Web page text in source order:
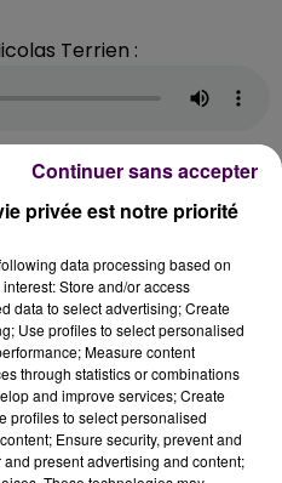
Terrien :
CENTRE-VAL-DE-
de décarbonation
est bien connu :
près de 550 véhicules
de solutions alternatives
cars électriques neufs,
au BioGNV, voire à
privée est notre priorité
data processing based on
Store and/or access
data to select advertising; Create
Use profiles to select personalised
Measure content
through statistics or combinations
and improve services; Create
profiles to select personalised
Ensure security, prevent and
present advertising and content;
Continuer sans accepter